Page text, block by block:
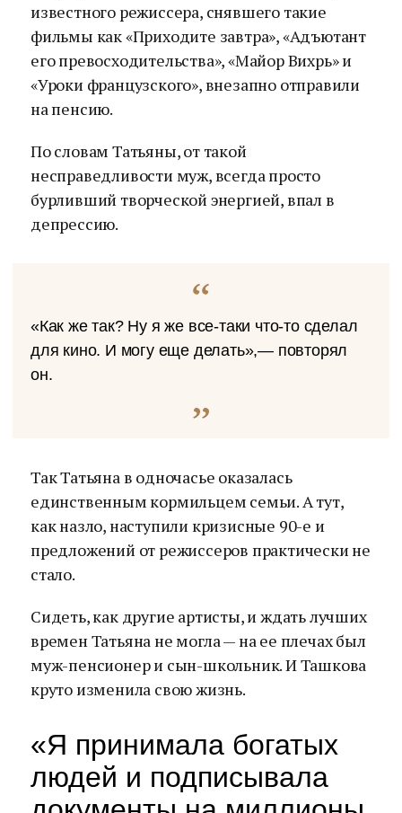
известного режиссера, снявшего такие
фильмы как «Приходите завтра», «Адъютант
его превосходительства», «Майор Вихрь» и
«Уроки французского», внезапно отправили
на пенсию.
По словам Татьяны, от такой
несправедливости муж, всегда просто
бурливший творческой энергией, впал в
депрессию.
«Как же так? Ну я же все-таки что-то сделал
для кино. И могу еще делать»,— повторял
он.
Так Татьяна в одночасье оказалась
единственным кормильцем семьи. А тут,
как назло, наступили кризисные 90-е и
предложений от режиссеров практически не
стало.
Сидеть, как другие артисты, и ждать лучших
времен Татьяна не могла — на ее плечах был
муж-пенсионер и сын-школьник. И Ташкова
круто изменила свою жизнь.
«Я принимала богатых
людей и подписывала